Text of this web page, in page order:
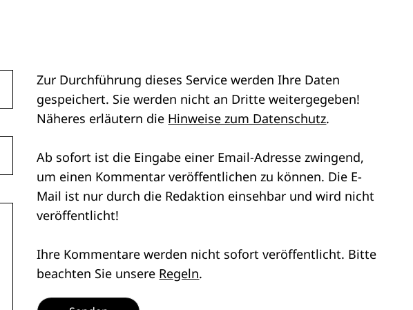
Zur Durchführung dieses Service werden Ihre Daten
gespeichert. Sie werden nicht an Dritte weitergegeben!
Näheres erläutern die Hinweise zum Datenschutz.
Ab sofort ist die Eingabe einer Email-Adresse zwingend,
um einen Kommentar veröffentlichen zu können. Die E-
Mail ist nur durch die Redaktion einsehbar und wird nicht
veröffentlicht!
Ihre Kommentare werden nicht sofort veröffentlicht. Bitte
beachten Sie unsere Regeln.